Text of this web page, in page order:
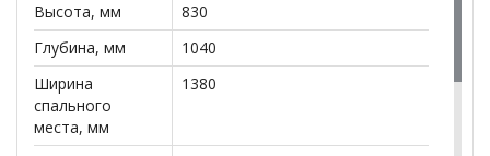
*Дополнительную информацию о том, как купить
Прямой диван Лео (138) ТД 362 еврокнижка зеленый
уточняйте у нашего менеджера по телефону
+79292022735
**Цены на официальном сайте100диванов.com
Высота, мм
830
Глубина, мм
1040
Ширина
спального
места, мм
1380